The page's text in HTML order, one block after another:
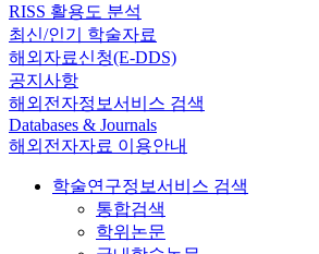
RISS 활용도 분석
최신/인기 학술자료
해외자료신청(E-DDS)
공지사항
해외전자정보서비스 검색
Databases & Journals
해외전자자료 이용안내
학술연구정보서비스 검색
통합검색
학위논문